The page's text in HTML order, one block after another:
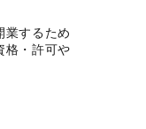
業するため
格・許可や